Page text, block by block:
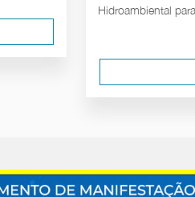
Hidroambiental